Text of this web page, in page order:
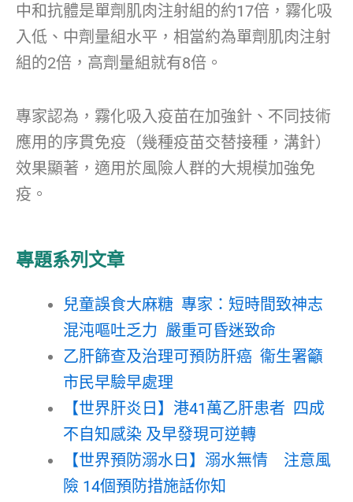
中和抗體是單劑肌肉注射組的約17倍，霧化吸
入低、中劑量組水平，相當約為單劑肌肉注射
組的2倍，高劑量組就有8倍。
專家認為，霧化吸入疫苗在加強針、不同技術
應用的序貫免疫（幾種疫苗交替接種，溝針）
效果顯著，適用於風險人群的大規模加強免
疫。
專題系列文章
兒童誤食大麻糖 專家：短時間致神志
混沌嘔吐乏力 嚴重可昏迷致命
乙肝篩查及治理可預防肝癌 衞生署籲
市民早驗早處理
【世界肝炎日】港41萬乙肝患者 四成
不自知感染 及早發現可逆轉
【世界預防溺水日】溺水無情 注意風
險 14個預防措施話你知